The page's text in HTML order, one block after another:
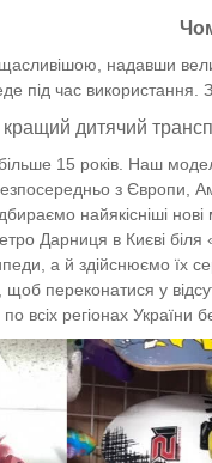
надавши
під час
дитячий
15 років. Наш
з Європи,
найякісніші
Дарниця в Києві
а й здійснюємо їх
переконатися у
всіх регіонах України